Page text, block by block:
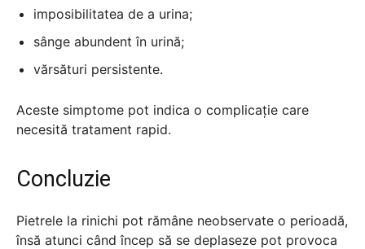
imposibilitatea de a urina;
sânge abundent în urină;
vărsături persistente.
Aceste simptome pot indica o complicație care
necesită tratament rapid.
Concluzie
Pietrele la rinichi pot rămâne neobservate o perioadă,
însă atunci când încep să se deplaseze pot provoca